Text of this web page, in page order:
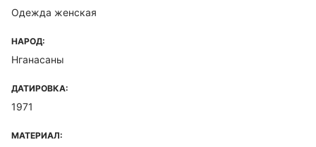
Одежда женская
НАРОД:
Нганасаны
ДАТИРОВКА:
1971
МАТЕРИАЛ: